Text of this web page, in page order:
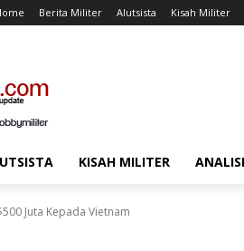
Berita Militer Alutsista Kisah Militer
KISAH MILITER
Juta Kepada Vietnam